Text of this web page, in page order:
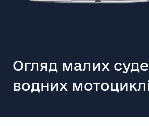
Огляд малих
водних